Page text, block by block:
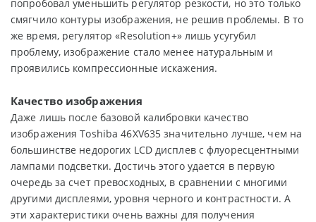
попробовал уменьшить регулятор резкости, но это только
смягчило контуры изображения, не решив проблемы. В то
же время, регулятор «Resolution+» лишь усугубил
проблему, изображение стало менее натуральным и
проявились компрессионные искажения.
Качество изображения
Даже лишь после базовой калибровки качество
изображения Toshiba 46XV635 значительно лучше, чем на
большинстве недорогих LCD дисплев с флуоресцентными
лампами подсветки. Достичь этого удается в первую
очередь за счет превосходных, в сравнении с многими
другими дисплеями, уровня черного и контрастности. А
эти характеристики очень важны для получения